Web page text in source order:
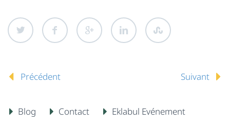
Précédent Suivant
Blog Contact Eklabul Evénement